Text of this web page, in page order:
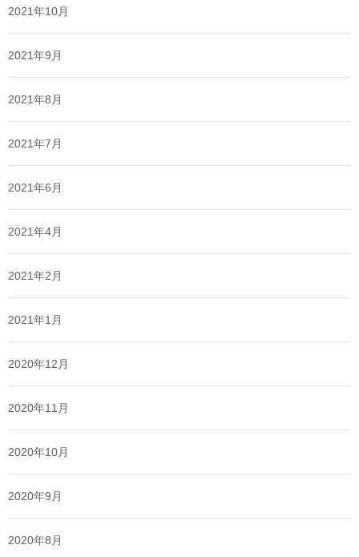
2021年10月
2021年9月
2021年8月
2021年7月
2021年6月
2021年4月
2021年2月
2021年1月
2020年12月
2020年11月
2020年10月
2020年9月
2020年8月